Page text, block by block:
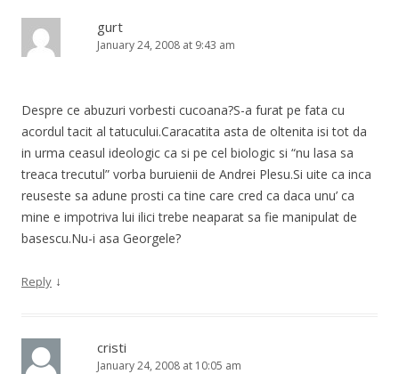
gurt
January 24, 2008 at 9:43 am
Despre ce abuzuri vorbesti cucoana?S-a furat pe fata cu
acordul tacit al tatucului.Caracatita asta de oltenita isi tot da
in urma ceasul ideologic ca si pe cel biologic si “nu lasa sa
treaca trecutul” vorba buruienii de Andrei Plesu.Si uite ca inca
reuseste sa adune prosti ca tine care cred ca daca unu’ ca
mine e impotriva lui ilici trebe neaparat sa fie manipulat de
basescu.Nu-i asa Georgele?
Reply ↓
cristi
January 24, 2008 at 10:05 am